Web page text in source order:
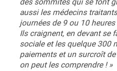
aussi les médecins
journées de 9 ou 10
Ils craignent, en devant se
sociale et les quelque 300
paiements et un surcroît
on peut les comprendre ! »